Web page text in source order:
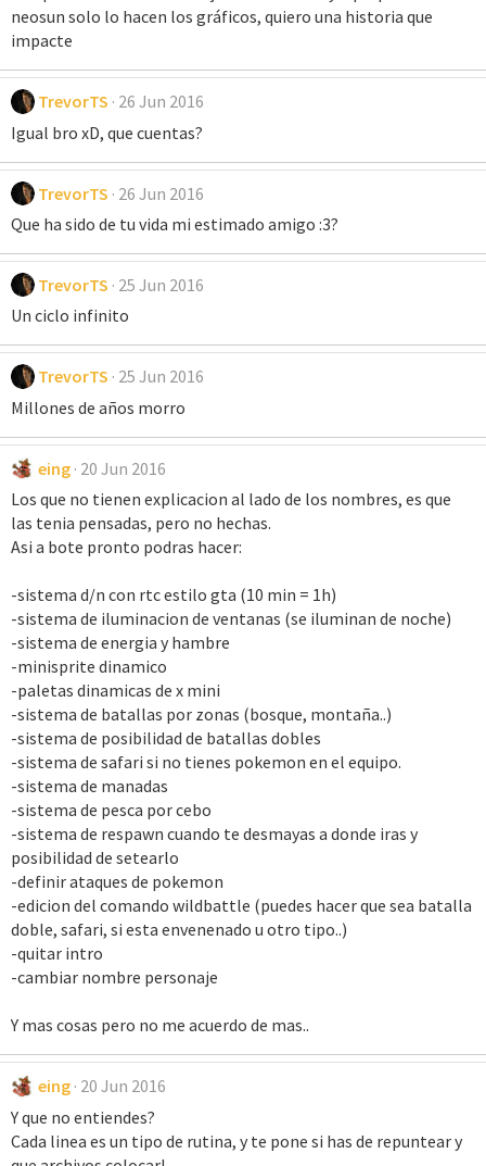
neosun solo lo hacen los gráficos, quiero una historia que
impacte
TrevorTS 26 Jun 2016
Igual bro xD, que cuentas?
TrevorTS 26 Jun 2016
Que ha sido de tu vida mi estimado amigo :3?
TrevorTS 25 Jun 2016
Un ciclo infinito
TrevorTS 25 Jun 2016
Millones de años morro
eing 20 Jun 2016
Los que no tienen explicacion al lado de los nombres, es que
las tenia pensadas, pero no hechas.
Asi a bote pronto podras hacer:
-sistema d/n con rtc estilo gta (10 min = 1h)
-sistema de iluminacion de ventanas (se iluminan de noche)
-sistema de energia y hambre
-minisprite dinamico
-paletas dinamicas de x mini
-sistema de batallas por zonas (bosque, montaña..)
-sistema de posibilidad de batallas dobles
-sistema de safari si no tienes pokemon en el equipo.
-sistema de manadas
-sistema de pesca por cebo
-sistema de respawn cuando te desmayas a donde iras y
posibilidad de setearlo
-definir ataques de pokemon
-edicion del comando wildbattle (puedes hacer que sea batalla
doble, safari, si esta envenenado u otro tipo..)
-quitar intro
-cambiar nombre personaje
Y mas cosas pero no me acuerdo de mas..
eing 20 Jun 2016
Y que no entiendes?
Cada linea es un tipo de rutina, y te pone si has de repuntear y